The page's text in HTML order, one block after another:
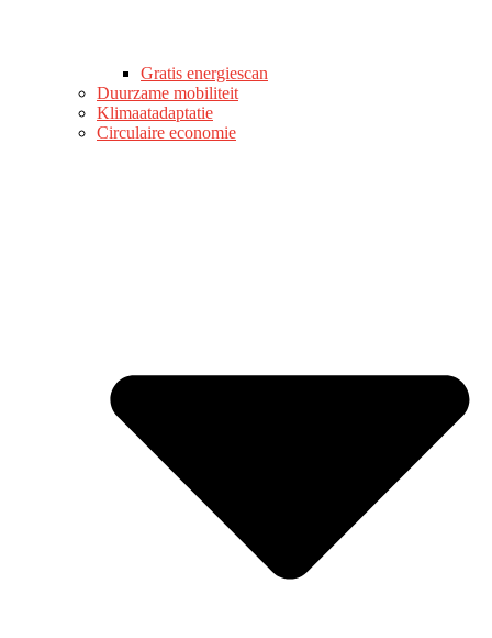
Gratis energiescan
Duurzame mobiliteit
Klimaatadaptatie
Circulaire economie